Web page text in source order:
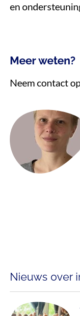
en
Meer weten?
Neem contact
Nieuws over